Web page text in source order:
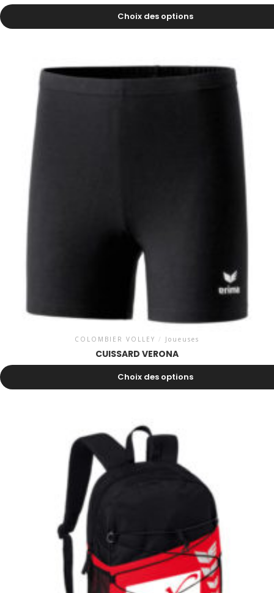
27.00
Choix des options
COLOMBIER VOLLEY / Joueuses
CUISSARD VERONA
24.00
Choix des options